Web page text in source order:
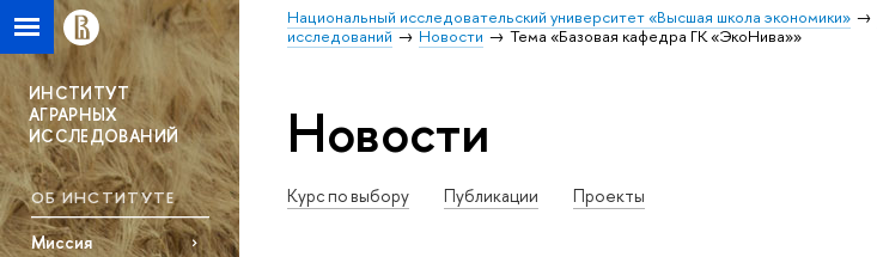
Национальный исследовательский университет «Высшая школа экономики»
исследований
Новости Тема «Базовая кафедра ГК «ЭкоНива»»
ИНСТИТУТ
АГРАРНЫХ
ИССЛЕДОВАНИЙ
ОБ ИНСТИТУТЕ
Миссия
Новости
Курс по выбору Публикации Проекты